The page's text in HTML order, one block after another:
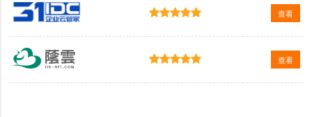
查看
查看